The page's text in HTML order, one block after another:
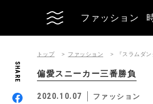
ファッション
SHARE
トップ ファッション 『スラムダ
偏愛スニーカー三番勝負
2020.10.07 ファッション